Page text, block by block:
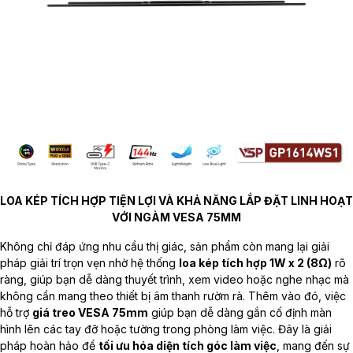
LOA KÉP TÍCH HỢP TIỆN LỢI VÀ KHẢ NĂNG LẮP ĐẶT LINH HOẠT
VỚI NGÀM VESA 75MM
Không chỉ đáp ứng nhu cầu thị giác, sản phẩm còn mang lại giải
pháp giải trí trọn vẹn nhờ hệ thống loa kép tích hợp 1W x 2 (8Ω) rõ
ràng, giúp bạn dễ dàng thuyết trình, xem video hoặc nghe nhạc mà
không cần mang theo thiết bị âm thanh rườm rà. Thêm vào đó, việc
hỗ trợ giá treo VESA 75mm giúp bạn dễ dàng gắn cố định màn
hình lên các tay đỡ hoặc tường trong phòng làm việc. Đây là giải
pháp hoàn hảo để tối ưu hóa diện tích góc làm việc , mang đến sự